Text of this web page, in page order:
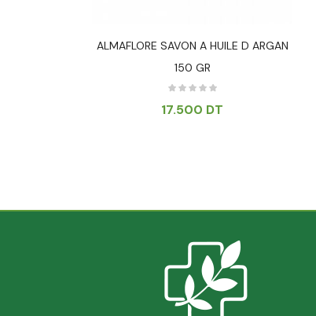
ALMAFLORE SAVON A HUILE D ARGAN
150 GR
17.500 DT